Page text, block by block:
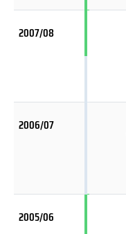
2007/08
2006/07
2005/06